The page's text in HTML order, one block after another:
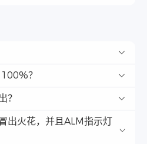
？
？
出火花，并且ALM指示灯